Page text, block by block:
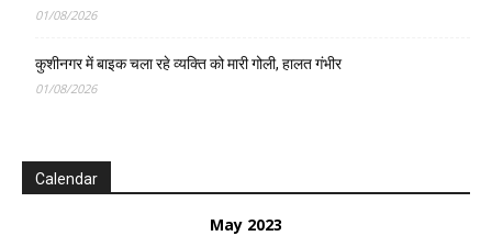
01/08/2026
कुशीनगर में बाइक चला रहे व्यक्ति को मारी गोली, हालत गंभीर
01/08/2026
Calendar
May 2023